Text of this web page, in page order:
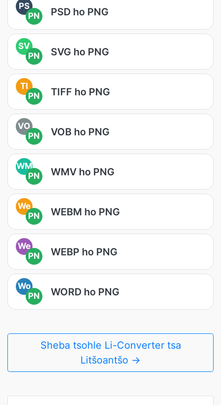
PS
PN
PSD ho PNG
SV
PN
SVG ho PNG
TI
PN
TIFF ho PNG
VO
PN
VOB ho PNG
WM
PN
WMV ho PNG
We
PN
WEBM ho PNG
We
PN
WEBP ho PNG
Wo
PN
WORD ho PNG
Sheba tsohle Li-Converter tsa
Litšoantšo →